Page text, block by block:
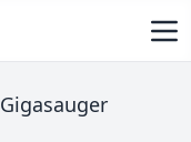
Gigasauger